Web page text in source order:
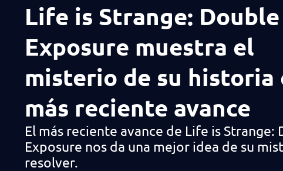
Life is Strange: Double
Exposure muestra el
misterio de su historia
más reciente avance
El más reciente avance de Life is Strange:
Exposure nos da una mejor idea de su
resolver.